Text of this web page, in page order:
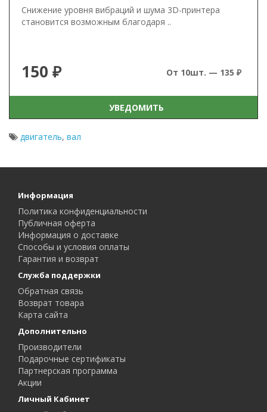
Снижение уровня вибраций и шума 3D-принтера
становится возможным благодаря ..
150 ₽ От 10шт. — 135 ₽
УВЕДОМИТЬ
двигатель, вал
Информация
Политика конфиденциальности
Публичная оферта
Информация о доставке
Способы и условия оплаты
Гарантия и возврат
Служба поддержки
Обратная связь
Возврат товара
Карта сайта
Дополнительно
Производители
Подарочные сертификаты
Партнерская программа
Акции
Личный Кабинет